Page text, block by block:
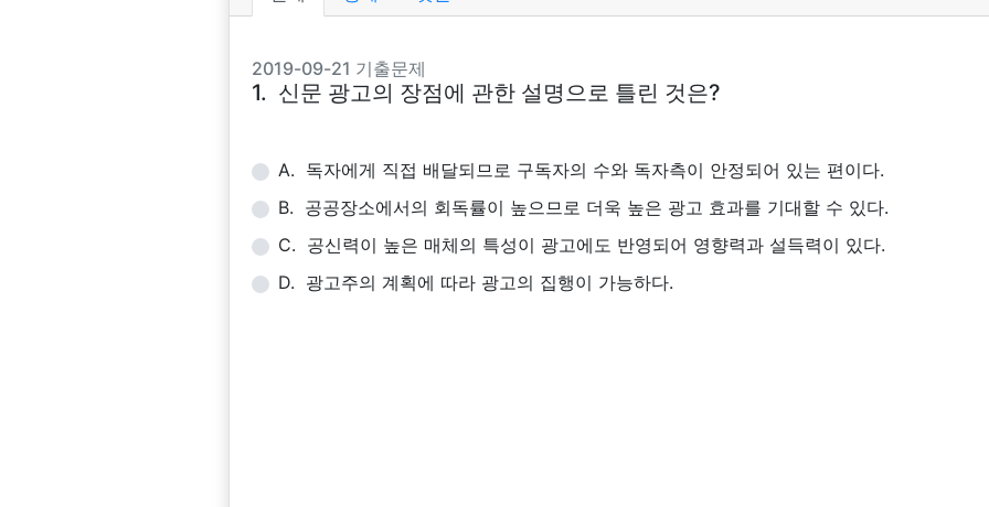
2019-09-21 기출문제
1. 신문 광고의 장점에 관한 설명으로 틀린 것은?
A. 독자에게 직접 배달되므로 구독자의 수와 독자측이 안정되어 있는 편이다.
B. 공공장소에서의 회독률이 높으므로 더욱 높은 광고 효과를 기대할 수 있다.
C. 공신력이 높은 매체의 특성이 광고에도 반영되어 영향력과 설득력이 있다.
D. 광고주의 계획에 따라 광고의 집행이 가능하다.